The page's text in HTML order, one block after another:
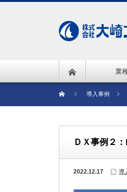
業
導入事例
ＤＸ事例２
2022.12.17 導